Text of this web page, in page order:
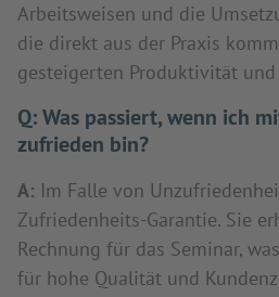
Arbeitsweisen und die
die direkt aus der Praxis
gesteigerten Produktivität
Q:Was passiert, wenn ich
zufrieden bin?
A: Im Falle von
Zufriedenheits-Garantie. Sie
Rechnung für das Seminar,
für hohe Qualität und